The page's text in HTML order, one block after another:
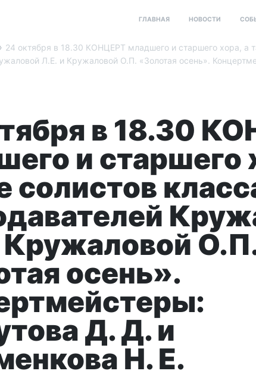
ГЛАВНАЯ НОВОСТИ
› 24 октября в 18.30 КОНЦЕРТ младшего и старшего хора, а
Л.Е. и Кружаловой О.П. «Золотая осень».
в 18.30
и старшего
солистов
Кружаловой
осень».
Д. Д. и
Н. Е.